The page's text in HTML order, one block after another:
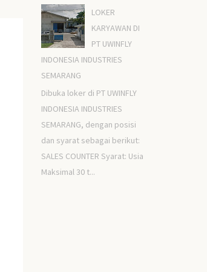
LOKER
KARYAWAN DI
PT UWINFLY
INDONESIA INDUSTRIES
SEMARANG
Dibuka loker di PT UWINFLY
INDONESIA INDUSTRIES
SEMARANG, dengan posisi
dan syarat sebagai berikut:
SALES COUNTER Syarat: Usia
Maksimal 30 t...